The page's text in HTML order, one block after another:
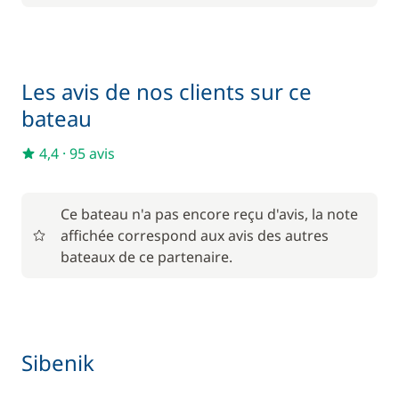
Les avis de nos clients sur ce
bateau
4,4 · 95 avis
Ce bateau n'a pas encore reçu d'avis, la note
affichée correspond aux avis des autres
bateaux de ce partenaire.
Sibenik